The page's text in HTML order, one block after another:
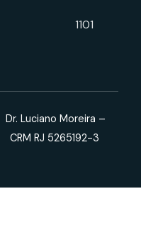
1101
Dr. Luciano Moreira –
CRM RJ 5265192-3